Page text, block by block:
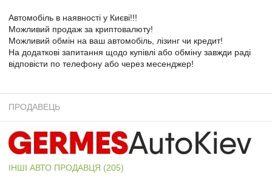
Автомобіль в наявності у Києві!!!
Можливий продаж за криптовалюту!
Можливий обмін на ваш автомобіль, лізинг чи кредит!
На додаткові запитання щодо купівлі або обміну завжди раді
відповісти по телефону або через месенджер!
ПРОДАВЕЦЬ
ІНШІ АВТО ПРОДАВЦЯ (205)